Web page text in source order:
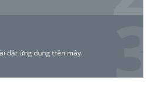
đặt ứng dụng trên máy.